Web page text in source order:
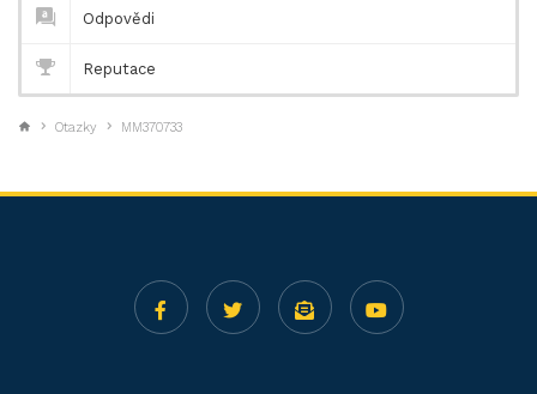
Odpovědi
Reputace
Otazky MM370733